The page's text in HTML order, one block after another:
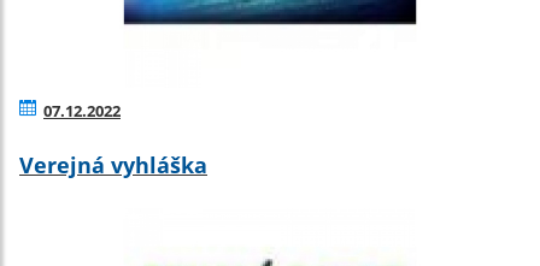
07.12.2022
Verejná vyhláška